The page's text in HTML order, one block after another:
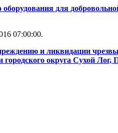
оборудования для
07:00:00.
и ликвидации
округа Сухой Лог,